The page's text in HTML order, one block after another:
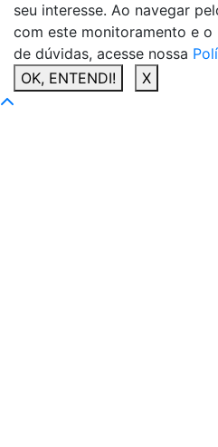
seu interesse. Ao navegar
com este monitoramento e o
de dúvidas, acesse nossa
OK, ENTENDI!
X